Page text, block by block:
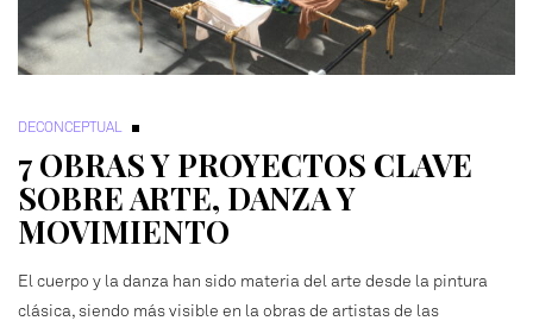
DECONCEPTUAL
7 OBRAS Y PROYECTOS CLAVE
SOBRE ARTE, DANZA Y
MOVIMIENTO
El cuerpo y la danza han sido materia del arte desde la pintura
clásica, siendo más visible en la obras de artistas de las